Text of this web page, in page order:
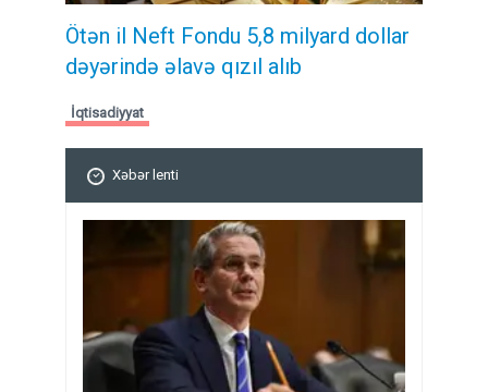
Ötən il Neft Fondu 5,8 milyard dollar
dəyərində əlavə qızıl alıb
İqtisadiyyat
Xəbər lenti